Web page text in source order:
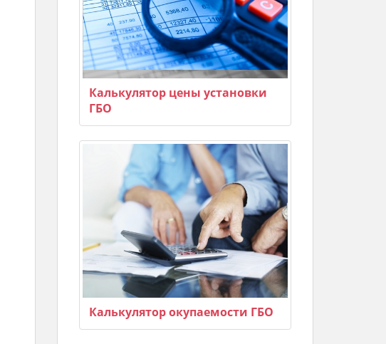
Калькулятор цены установки
ГБО
Калькулятор окупаемости ГБО